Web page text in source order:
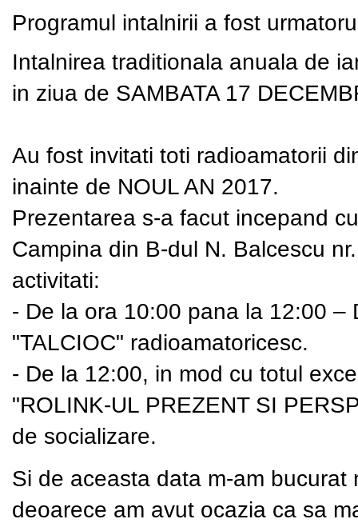
Programul intalnirii a fost
Intalnirea traditionala anuala de
in ziua de SAMBATA 17
Au fost invitati toti radioamatorii
inainte de NOUL AN 2017.
Prezentarea s-a facut incepand
Campina din B-dul N. Balcescu
activitati:
- De la ora 10:00 pana la 12:00
"TALCIOC" radioamatoricesc.
- De la 12:00, in mod cu totul
"ROLINK-UL PREZENT SI
de socializare.
Si de aceasta data m-am
deoarece am avut ocazia ca sa